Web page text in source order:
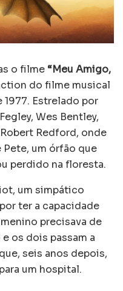
o filme “Meu Amigo,
do filme musical
Estrelado por
Wes Bentley,
Redford, onde
um órfão que
perdido na floresta.
um simpático
ter a capacidade
precisava de
os dois passam a
seis anos depois,
um hospital.